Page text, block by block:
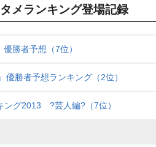
メランキング登場記録
勝者予想（7位）
優勝者予想ランキング（2位）
ング2013 ?芸人編?（7位）